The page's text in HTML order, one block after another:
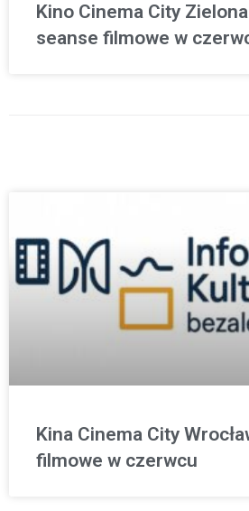
Kino Cinema City
seanse filmowe w
Kina Cinema City
filmowe w czerwcu